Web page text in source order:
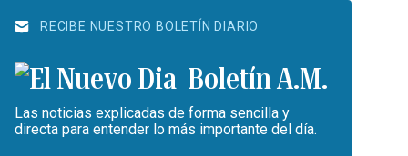
RECIBE NUESTRO BOLETÍN DIARIO
Boletín A.M.
Las noticias explicadas de forma sencilla y
directa para entender lo más importante del día.